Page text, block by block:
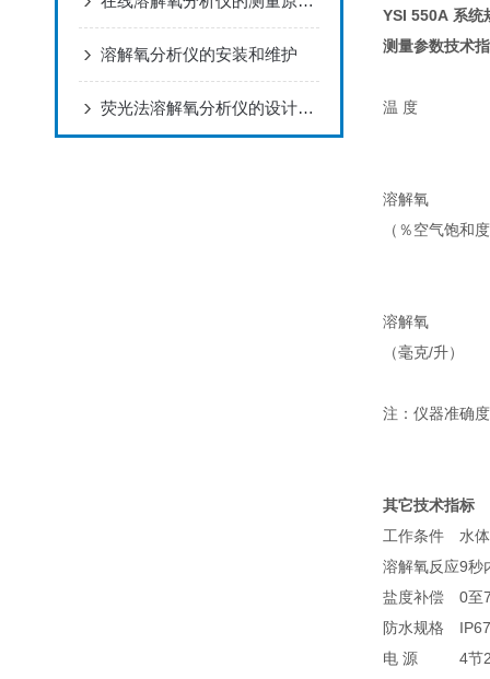
溶解氧分析仪的安装和维护
荧光法溶解氧分析仪的设计与优化
YSI 550A 系统
测量参数技术
温 度
溶解氧
（％空气饱和
溶解氧
（毫克/升）
注：仪器准确
其它技术指标
工作条件
水
溶解氧反应9秒
盐度补偿
0至
防水规格
电 源
4节